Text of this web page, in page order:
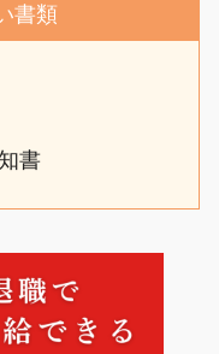
書類
書